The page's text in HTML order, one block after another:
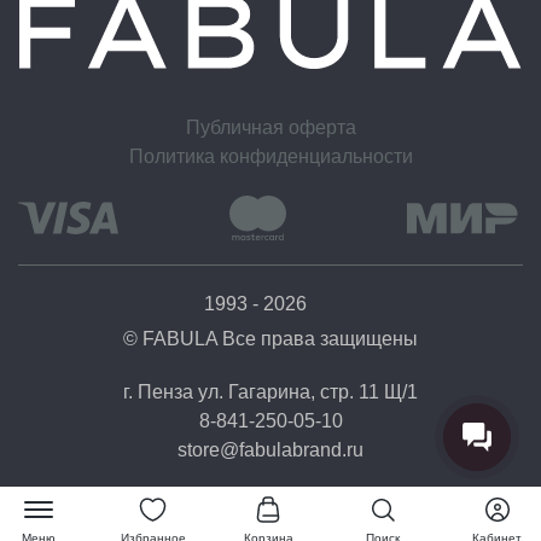
Условия обмена и возврата
Вы можете отказаться от заказа в течение 14 дней после его получения (считая со
Возврат товара надлежащего качества возможен в случае, если сохранены его
товарный вид (отсутствие дефектов), потребительские свойства, а также документ,
подтверждающий факт и условия покупки указанного товара.
Публичная оферта
Политика конфиденциальности
1993 - 2026
© FABULA Все права защищены
г. Пенза ул. Гагарина, стр. 11 Щ/1
8-841-250-05-10
store@fabulabrand.ru
Меню Избранное Корзина Поиск Кабинет